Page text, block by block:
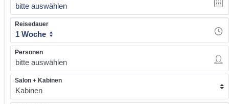
bitte auswählen
Reisedauer
1 Woche
Personen
Salon + Kabinen